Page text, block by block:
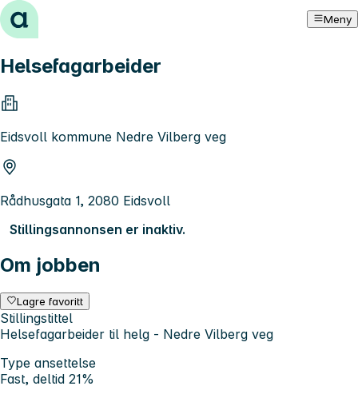
Hopp til innhold Meny
Helsefagarbeider
Eidsvoll kommune Nedre Vilberg veg
Rådhusgata 1, 2080 Eidsvoll
Stillingsannonsen er inaktiv.
Om jobben
Lagre favoritt
Stillingstittel
Helsefagarbeider til helg - Nedre Vilberg veg
Type ansettelse
Fast, deltid 21%